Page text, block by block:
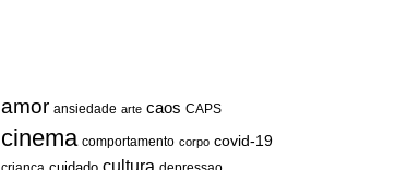
amor ansiedade arte caos CAPS
cinema comportamento corpo covid-19
cultura